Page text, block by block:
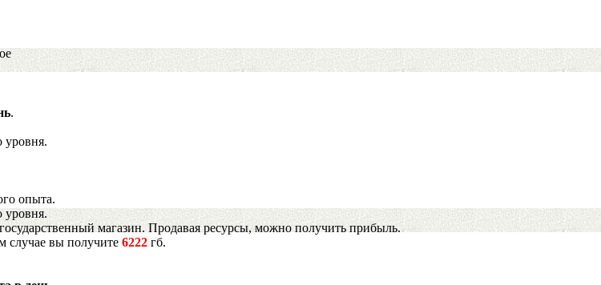
.
уровня.
опыта.
уровня.
магазин. Продавая ресурсы, можно получить прибыль.
случае вы получите 6222 гб.